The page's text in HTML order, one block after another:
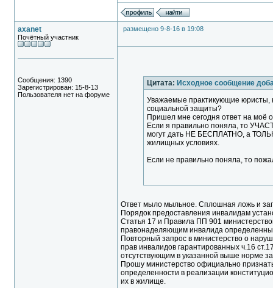
axanet
Почётный участник
Сообщения: 1390
Зарегистрирован: 15-8-13
Пользователя нет на форуме
размещено 9-8-16 в 19:08
Цитата: Исходное сообщение
Уважаемые практикующие юристы,
социальной защиты?
Пришел мне сегодня ответ на моё
Если я правильно поняла, то
могут дать НЕ БЕСПЛАТНО, а
жилищных условиях.
Если не правильно поняла, то
Ответ мыло мыльное. Сплошная ложь и
Порядок предоставления инвалидам
Статья 17 и Правила ПП 901
правонаделяющим инвалида
Повторный запрос в министерство о
прав инвалидов гарантированных ч.16
отсутствующим в указанной выше норме
Прошу министерство официально
определенности в реализации
их в жилище.